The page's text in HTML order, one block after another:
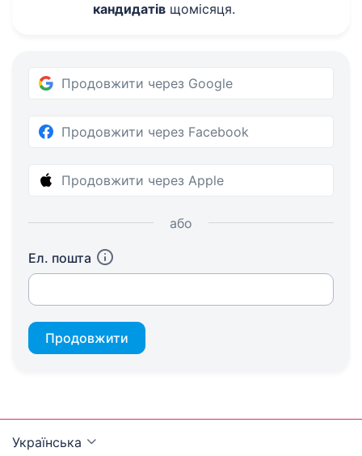
кандидатів щомісяця.
Продовжити через Google
Продовжити через Facebook
Продовжити через Apple
або
Ел. пошта
Продовжити
Українська